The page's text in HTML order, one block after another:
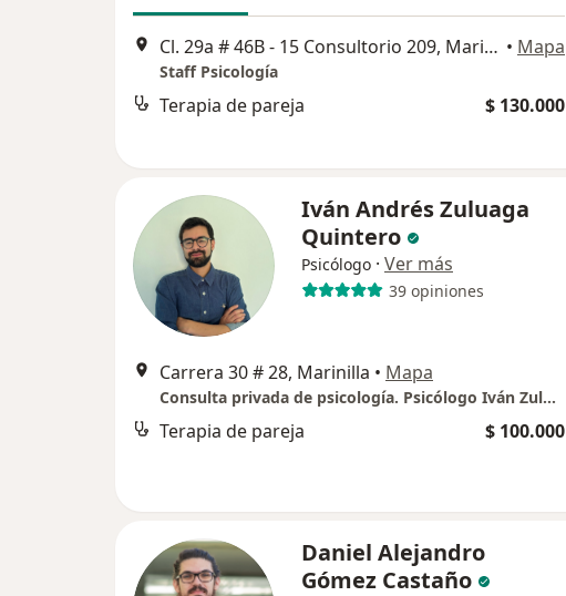
Cl. 29a # 46B - 15 Consultorio 209, Marinilla • Mapa
Staff Psicología
Terapia de pareja $ 130.000
Iván Andrés Zuluaga
Quintero
Psicólogo · Ver más
39 opiniones
Carrera 30 # 28, Marinilla • Mapa
Consulta privada de psicología. Psicólogo Iván Zuluaga - Marinilla
Terapia de pareja $ 100.000
Daniel Alejandro
Gómez Castaño